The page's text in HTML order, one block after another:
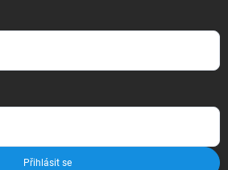
Přihlásit se